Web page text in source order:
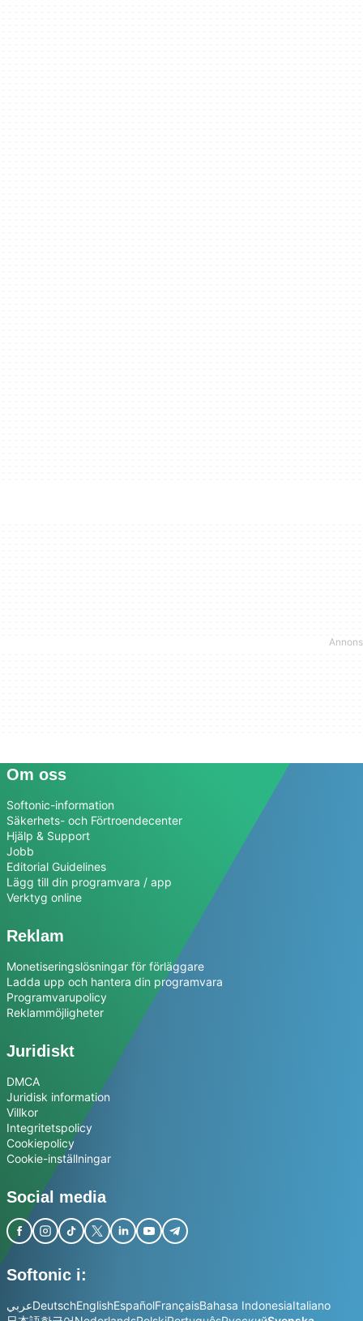
Om oss
Softonic-information
Säkerhets- och Förtroendecenter
Hjälp & Support
Jobb
Editorial Guidelines
Lägg till din programvara / app
Verktyg online
Reklam
Monetiseringslösningar för förläggare
Ladda upp och hantera din programvara
Programvarupolicy
Reklammöjligheter
Juridiskt
DMCA
Juridisk information
Villkor
Integritetspolicy
Cookiepolicy
Cookie-inställningar
Social media
Softonic i:
عربيDeutschEnglishEspañolFrançaisBahasa IndonesiaItaliano